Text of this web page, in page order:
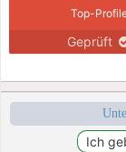
Top-
Geprüft